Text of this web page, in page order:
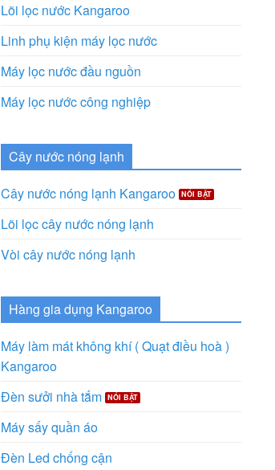
Lõi lọc nước Kangaroo
Linh phụ kiện máy lọc nước
Máy lọc nước đầu nguồn
Máy lọc nước công nghiệp
Cây nước nóng lạnh
Cây nước nóng lạnh Kangaroo
Lõi lọc cây nước nóng lạnh
Vòi cây nước nóng lạnh
Hàng gia dụng Kangaroo
Máy làm mát không khí ( Quạt điều hoà )
Kangaroo
Đèn sưởi nhà tắm
Máy sấy quần áo
Đèn Led chống cận